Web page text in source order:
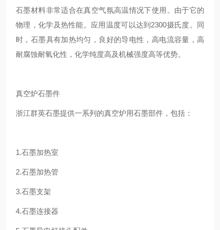
石墨材料非常适合在真空气氛高温情况下使用。由于它的
物理，化学及热性能。应用温度可以达到2300摄氏度。同
时，石墨具有加热均匀，良好的导电性，高电流容量，高
耐腐蚀耐氧化性，化学纯度高及机械强度高等优势。
真空炉石墨件
浙江群英石墨提供一系列的真空炉用石墨部件，包括：
1.石墨加热室
2.石墨加热管
3.石墨支架
4.石墨连接器